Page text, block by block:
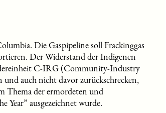
Die Gaspipeline soll Frackinggas
Der Widerstand der Indigenen
C-IRG (Community-Industry
auch nicht davor zurückschrecken,
Thema der ermordeten und
Year” ausgezeichnet wurde.